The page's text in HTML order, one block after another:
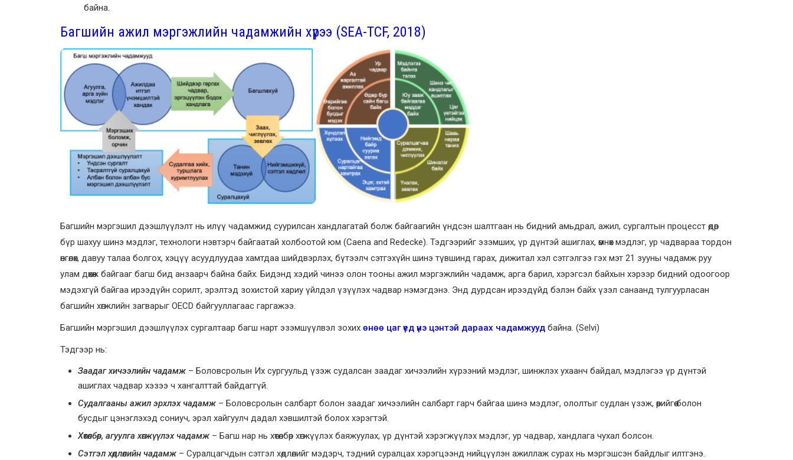
байна.
Багшийн ажил мэргэжлийн чадамжийн хүрээ (SEA-TCF, 2018)
Багшийн мэргэшил дээшлүүлэлт нь илүү чадамжид суурилсан хандлагатай болж байгаагийн үндсэн шалтгаан нь бидний амьдрал, ажил, сургалтын процесст өдөр
бүр шахуу шинэ мэдлэг, технологи нэвтэрч байгаатай холбоотой юм (Caena and Redecke). Тэдгээрийг эзэмших, үр дүнтэй ашиглах, өмнөх мэдлэг, ур чадвараа тордон
өнгөлөх, давуу талаа болгох, хэцүү асуудлуудаа хамтдаа шийдвэрлэх, бүтээлч сэтгэхүйн шинэ түвшинд гарах, дижитал хэл сэтгэлгээ гэх мэт 21 зууны чадамж руу
улам дөхөж байгааг багш бид анзаарч байна байх. Бидэнд хэдий чинээ олон тооны ажил мэргэжлийн чадамж, арга барил, хэрэгсэл байхын хэрээр бидний одоогоор
мэдэхгүй байгаа ирээдүйн сорилт, эрэлтэд зохистой хариу үйлдэл үзүүлэх чадвар нэмэгдэнэ. Энд дурдсан ирээдүйд бэлэн байх үзэл санаанд тулгуурласан
багшийн хөгжлийн загварыг OECD байгууллагаас гаргажээ.
Багшийн мэргэшил дээшлүүлэх сургалтаар багш нарт эзэмшүүлвэл зохих өнөө цаг үед үнэ цэнтэй дараах чадамжууд байна. (Selvi)
Тэдгээр нь:
Заадаг хичээлийн чадамж – Боловсролын Их сургуульд үзэж судалсан заадаг хичээлийн хүрээний мэдлэг, шинжлэх ухаанч байдал, мэдлэгээ үр дүнтэй
ашиглах чадвар хэзээ ч хангалттай байдаггүй.
Судалгааны ажил эрхлэх чадамж – Боловсролын салбарт болон заадаг хичээлийн салбарт гарч байгаа шинэ мэдлэг, ололтыг судлан үзэж, өөрийгөө болон
бусдыг цэнэглэхэд сониуч, эрэл хайгуулч дадал хэвшилтэй болох хэрэгтэй.
Хөтөлбөр, агуулга хөгжүүлэх чадамж – Багш нар нь хөтөлбөр хөгжүүлэх баяжуулах, үр дүнтэй хэрэгжүүлэх мэдлэг, ур чадвар, хандлага чухал болсон.
Сэтгэл хөдлөлийн чадамж – Суралцагчдын сэтгэл хөдлөлийг мэдэрч, тэдний суралцах хэрэгцээнд нийцүүлэн ажиллаж сурах нь мэргэшсэн байдлыг илтгэнэ.